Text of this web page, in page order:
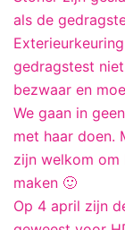
als de
gedragstest
bezwaar en
We gaan in
met haar doen.
zijn welkom om
maken 🙂
Op 4 april zijn